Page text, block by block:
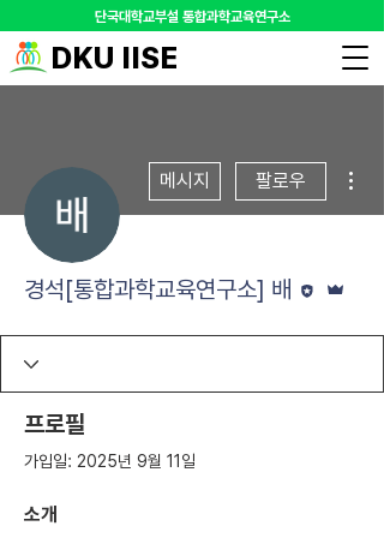
​단국대학교부설 통합과학교육연구소
DKU IISE
메시지 팔로우
경석[통합과학교육연구소] 배
프로필
가입일: 2025년 9월 11일
소개